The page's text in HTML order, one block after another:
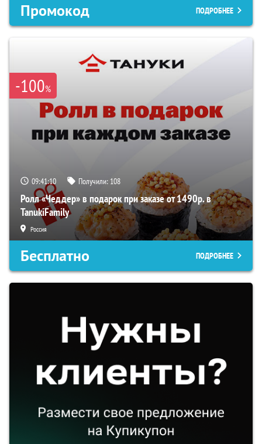
Промокод ПОДРОБНЕЕ
-100%
09:41:09 Получили: 108
Ролл «Чеддер» в подарок при заказе от 1490р. в
TanukiFamily
Россия
Бесплатно ПОДРОБНЕЕ